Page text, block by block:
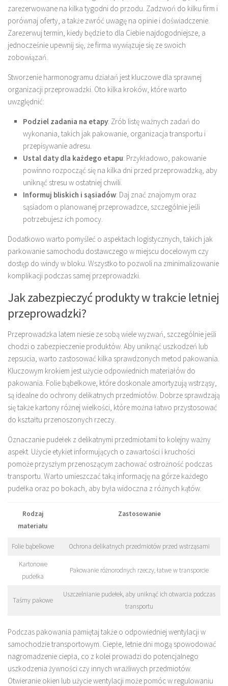
zarezerwowane na kilka tygodni do przodu. Zadzwoń do kilku firm i
porównaj oferty, a także zwróć uwagę na opinie i doświadczenie.
Zarezerwuj termin, kiedy będzie to dla Ciebie najdogodniejsze, a
jednocześnie upewnij się, że firma wywiązuje się ze swoich
zobowiązań.
Stworzenie harmonogramu działań jest kluczowe dla sprawnej
organizacji przeprowadzki. Oto kilka kroków, które warto
uwzględnić:
Podziel zadania na etapy: Zrób listę ważnych zadań do
wykonania, takich jak pakowanie, organizacja transportu i
przepisywanie adresu.
Ustal daty dla każdego etapu: Przykładowo, pakowanie
powinno rozpocząć się na kilka dni przed przeprowadzką, aby
uniknąć stresu w ostatniej chwili.
Informuj bliskich i sąsiadów: Daj znać znajomym oraz
sąsiadom o planowanej przeprowadzce, szczególnie jeśli
potrzebujesz ich pomocy.
Dodatkowo warto pomyśleć o aspektach logistycznych, takich jak
parkowanie samochodu dostawczego w miejscu docelowym czy
dostęp do windy w bloku. Wszystko to pozwoli na zminimalizowanie
komplikacji podczas samej przeprowadzki.
Jak zabezpieczyć produkty w trakcie letniej
przeprowadzki?
Przeprowadzka latem niesie ze sobą wiele wyzwań, szczególnie jeśli
chodzi o zabezpieczenie produktów. Aby uniknąć uszkodzeń lub
zepsucia, warto zastosować kilka sprawdzonych metod pakowania.
Kluczowym krokiem jest użycie odpowiednich materiałów do
pakowania. Folie bąbelkowe, które doskonale amortyzują wstrząsy,
są idealne do ochrony delikatnych przedmiotów. Dobrze sprawdzają
się także kartony różnej wielkości, które można łatwo przystosować
do kształtu przenoszonych rzeczy.
Oznaczanie pudełek z delikatnymi przedmiotami to kolejny ważny
aspekt. Użycie etykiet informujących o zawartości i kruchości
pomoże przyszłym przenoszącym zachować ostrożność podczas
transportu. Warto umieszczać taką informację na górze każdego
pudełka oraz po bokach, aby była widoczna z różnych kątów.
Rodzaj
materiału
Zastosowanie
Folie bąbelkowe Ochrona delikatnych przedmiotów przed wstrząsami
Kartonowe
pudełka
Pakowanie różnorodnych rzeczy, łatwe w transporcie
Taśmy pakowe
Uszczelnianie pudełek, aby uniknąć ich otwarcia podczas
transportu
Podczas pakowania pamiętaj także o odpowiedniej wentylacji w
samochodzie transportowym. Ciepłe, letnie dni mogą spowodować
nagromadzenie ciepła, co z kolei prowadzi do potencjalnego
uszkodzenia żywności czy innych wrażliwych przedmiotów.
Otwieranie okien lub użycie wentylacji może pomóc w regulowaniu